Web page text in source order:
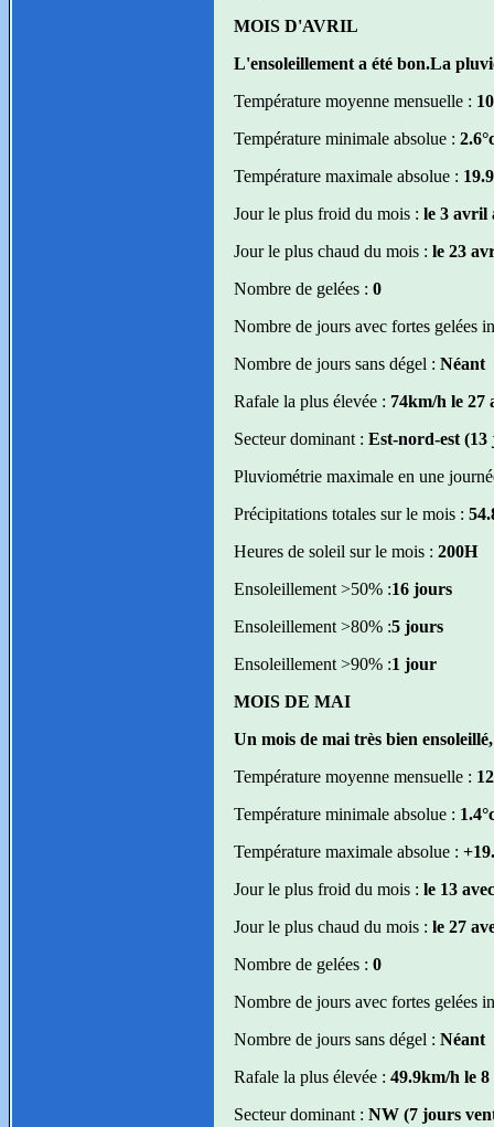
MOIS D'AVRIL
L'ensoleillement a été bon.La
Température moyenne mensuelle :
Température minimale absolue :
Température maximale absolue :
Jour le plus froid du mois : le 3 avril
Jour le plus chaud du mois : le 23
Nombre de gelées : 0
Nombre de jours avec fortes gelées
Nombre de jours sans dégel : Néant
Rafale la plus élevée : 74km/h le 27
Secteur dominant : Est-nord-est
Pluviométrie maximale en une
Précipitations totales sur le mois :
Heures de soleil sur le mois : 200H
Ensoleillement >50% :16 jours
Ensoleillement >80% :5 jours
Ensoleillement >90% :1 jour
MOIS DE MAI
Un mois de mai très bien
Température moyenne mensuelle :
Température minimale absolue :
Température maximale absolue :
Jour le plus froid du mois : le 13
Jour le plus chaud du mois : le 27
Nombre de gelées : 0
Nombre de jours avec fortes gelées
Nombre de jours sans dégel : Néant
Rafale la plus élevée : 49.9km/h le 8
Secteur dominant : NW (7 jours